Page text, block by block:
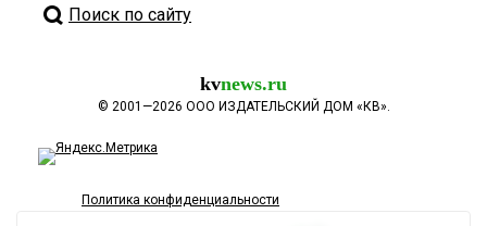
Поиск по сайту
kvnews.ru
© 2001—2026 ООО ИЗДАТЕЛЬСКИЙ ДОМ «КВ».
Политика конфиденциальности